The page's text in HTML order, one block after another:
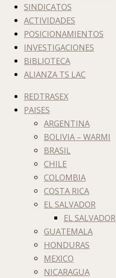
SINDICATOS
ACTIVIDADES
POSICIONAMIENTOS
INVESTIGACIONES
BIBLIOTECA
ALIANZA TS LAC
REDTRASEX
PAISES
ARGENTINA
BOLIVIA – WARMI
BRASIL
CHILE
COLOMBIA
COSTA RICA
EL SALVADOR
EL SALVADOR
GUATEMALA
HONDURAS
MEXICO
NICARAGUA